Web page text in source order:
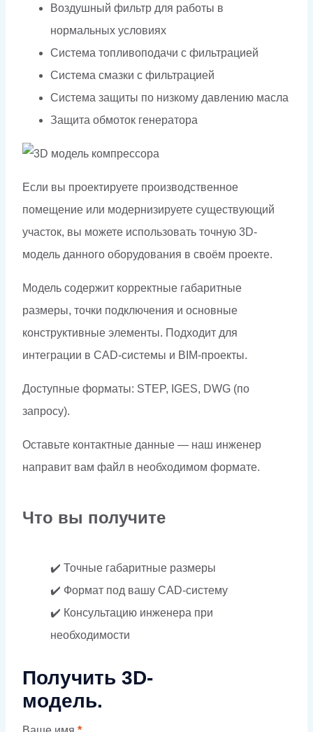
Воздушный фильтр для работы в
нормальных условиях
Система топливоподачи с фильтрацией
Система смазки с фильтрацией
Система защиты по низкому давлению масла
Защита обмоток генератора
Если вы проектируете производственное
помещение или модернизируете существующий
участок, вы можете использовать точную 3D-
модель данного оборудования в своём проекте.
Модель содержит корректные габаритные
размеры, точки подключения и основные
конструктивные элементы. Подходит для
интеграции в CAD-системы и BIM-проекты.
Доступные форматы: STEP, IGES, DWG (по
запросу).
Оставьте контактные данные — наш инженер
направит вам файл в необходимом формате.
Что вы получите
✔️ Точные габаритные размеры
✔️ Формат под вашу CAD-систему
✔️ Консультацию инженера при
необходимости
Получить 3D-
модель.